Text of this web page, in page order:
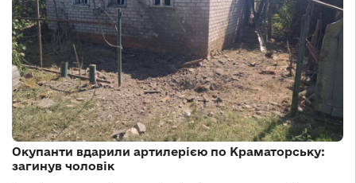
Окупанти вдарили артилерією по Краматорську:
загинув чоловік